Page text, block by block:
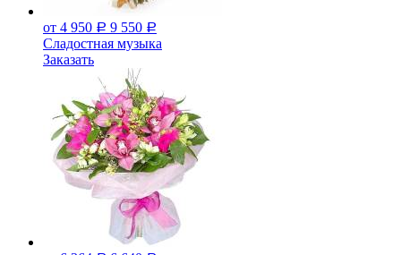
от 4 950 Р 9 550 Р
Сладостная музыка
Заказать